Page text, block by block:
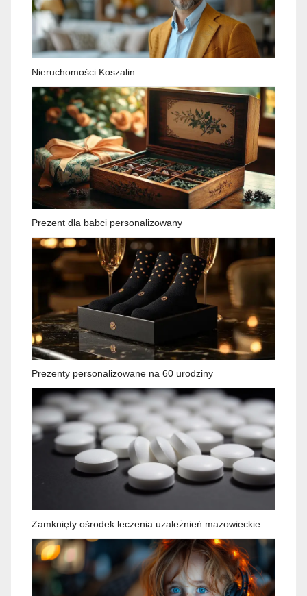
Nieruchomości Koszalin
Prezent dla babci personalizowany
Prezenty personalizowane na 60 urodziny
Zamknięty ośrodek leczenia uzależnień mazowieckie